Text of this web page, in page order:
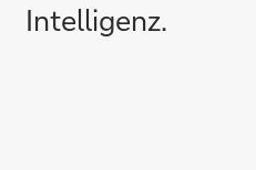
Intelligenz.